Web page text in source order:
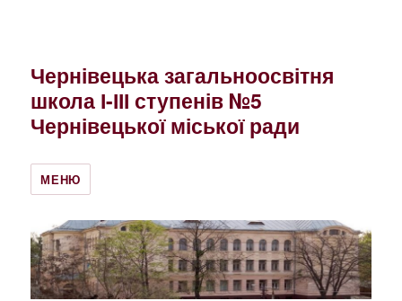
Чернівецька загальноосвітня
школа І-ІІІ ступенів №5
Чернівецької міської ради
МЕНЮ